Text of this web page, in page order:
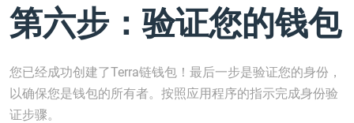
第六步：验证您的钱包
您已经成功创建了Terra链钱包！最后一步是验证您的身份，
以确保您是钱包的所有者。按照应用程序的指示完成身份验
证步骤。